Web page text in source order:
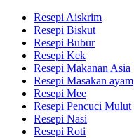
Resepi Aiskrim
Resepi Biskut
Resepi Bubur
Resepi Kek
Resepi Makanan Asia
Resepi Masakan ayam
Resepi Mee
Resepi Pencuci Mulut
Resepi Nasi
Resepi Roti